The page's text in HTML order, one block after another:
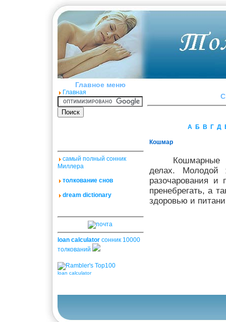
Главное меню
Главная
самый полный сонник
Миллера
толкование снов
dream dictionary
loan calculator сонник 10000
толкований
loan calculator
А Б В Г Д
Кошмар
Кошмарные
делах. Молодой
разочарования и
пренебрегать, а
здоровью и